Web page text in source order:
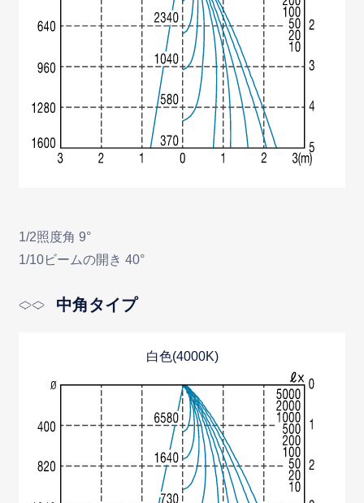
1/2照度角 9°
1/10ビームの開き 40°
中角タイプ
白色(4000K)